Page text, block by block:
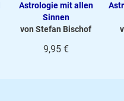
Astrologie mit allen
Sinnen
von Stefan Bischof
9,95 €